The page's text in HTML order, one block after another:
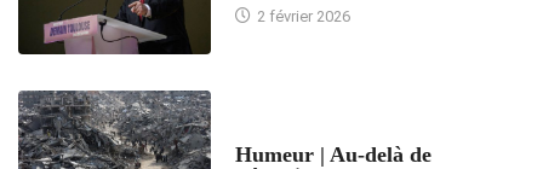
2 février 2026
Humeur | Au-delà de